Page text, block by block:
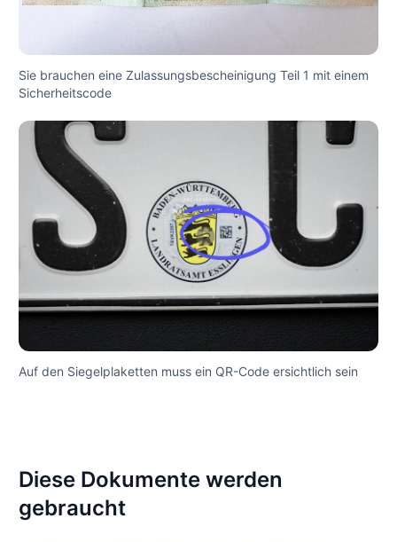
Sie brauchen eine Zulassungsbescheinigung Teil 1 mit einem
Sicherheitscode
Auf den Siegelplaketten muss ein QR-Code ersichtlich sein
Diese Dokumente werden
gebraucht